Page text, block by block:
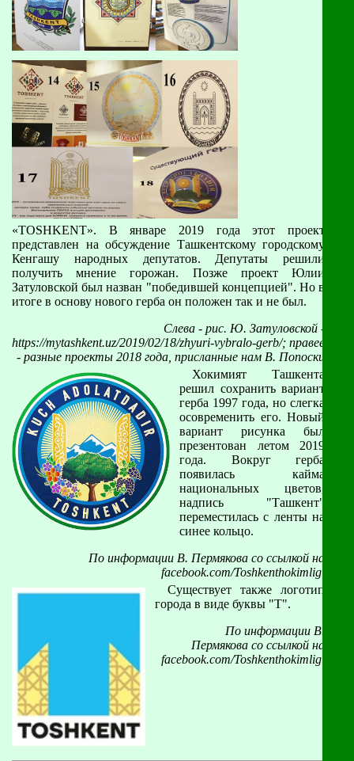
«TOSHKENT». В январе 2019 года этот проект
представлен на обсуждение Ташкентскому городскому
Кенгашу народных депутатов. Депутаты решили
получить мнение горожан. Позже проект Юлии
Затуловской был назван "победившей концепцией". Но в
итоге в основу нового герба он положен так и не был.
Слева - рис. Ю. Затуловской -
https://mytashkent.uz/2019/02/18/zhyuri-vybralo-gerb/; правее
- разные проекты 2018 года, присланные нам В. Попоски
Хокимият Ташкента
решил сохранить вариант
герба 1997 года, но слегка
осовременить его. Новый
вариант рисунка был
презентован летом 2019
года. Вокруг герба
появилась кайма
национальных цветов,
надпись "Ташкент"
переместилась с ленты на
синее кольцо.
По информации В. Пермякова со ссылкой на
facebook.com/Toshkenthokimligi
Существует также логотип
города в виде буквы "Т".
По информации В.
Пермякова со ссылкой на
facebook.com/Toshkenthokimligi